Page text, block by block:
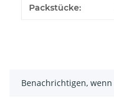
Packstücke:
Benachrichtigen,